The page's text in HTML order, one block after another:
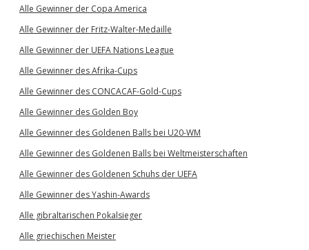
Alle Gewinner der Copa America
Alle Gewinner der Fritz-Walter-Medaille
Alle Gewinner der UEFA Nations League
Alle Gewinner des Afrika-Cups
Alle Gewinner des CONCACAF-Gold-Cups
Alle Gewinner des Golden Boy
Alle Gewinner des Goldenen Balls bei U20-WM
Alle Gewinner des Goldenen Balls bei Weltmeisterschaften
Alle Gewinner des Goldenen Schuhs der UEFA
Alle Gewinner des Yashin-Awards
Alle gibraltarischen Pokalsieger
Alle griechischen Meister